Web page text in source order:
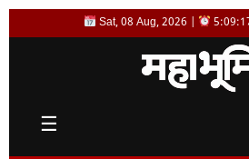
Skip
Sat, 08 Aug, 2026 |
☰